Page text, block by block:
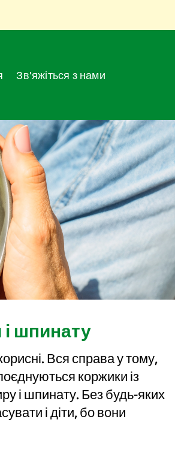
Зв'яжіться з нами
і шпинату
Вся справа у тому,
коржики із
і шпинату. Без будь-яких
і діти, бо вони